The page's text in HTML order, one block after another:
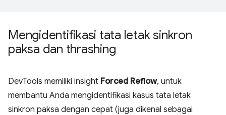
Mengidentifikasi tata letak sinkron
paksa dan thrashing
DevTools memiliki insight Forced Reflow, untuk
membantu Anda mengidentifikasi kasus tata letak
sinkron paksa dengan cepat (juga dikenal sebagai